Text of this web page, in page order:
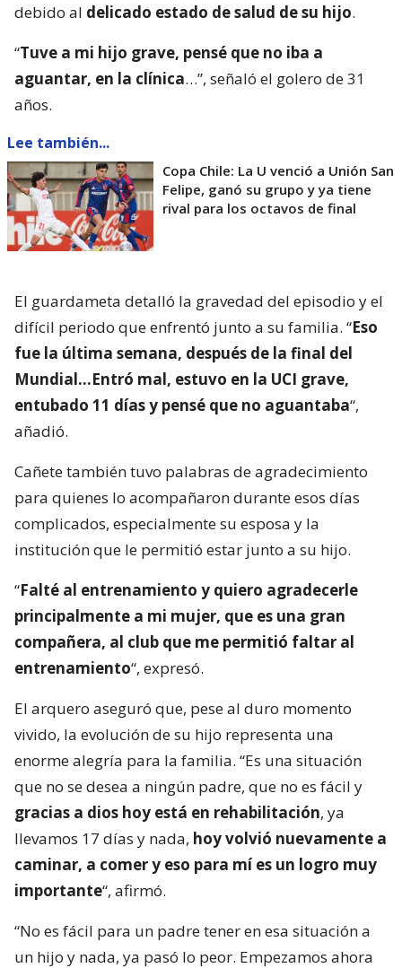
debido al delicado estado de salud de su hijo.
“Tuve a mi hijo grave, pensé que no iba a
aguantar, en la clínica…”, señaló el golero de 31
años.
Lee también...
Copa Chile: La U venció a Unión San
Felipe, ganó su grupo y ya tiene
rival para los octavos de final
El guardameta detalló la gravedad del episodio y el
difícil periodo que enfrentó junto a su familia. “Eso
fue la última semana, después de la final del
Mundial…Entró mal, estuvo en la UCI grave,
entubado 11 días y pensé que no aguantaba“,
añadió.
Cañete también tuvo palabras de agradecimiento
para quienes lo acompañaron durante esos días
complicados, especialmente su esposa y la
institución que le permitió estar junto a su hijo.
“Falté al entrenamiento y quiero agradecerle
principalmente a mi mujer, que es una gran
compañera, al club que me permitió faltar al
entrenamiento“, expresó.
El arquero aseguró que, pese al duro momento
vivido, la evolución de su hijo representa una
enorme alegría para la familia. “Es una situación
que no se desea a ningún padre, que no es fácil y
gracias a dios hoy está en rehabilitación, ya
llevamos 17 días y nada, hoy volvió nuevamente a
caminar, a comer y eso para mí es un logro muy
importante“, afirmó.
“No es fácil para un padre tener en esa situación a
un hijo y nada, ya pasó lo peor. Empezamos ahora